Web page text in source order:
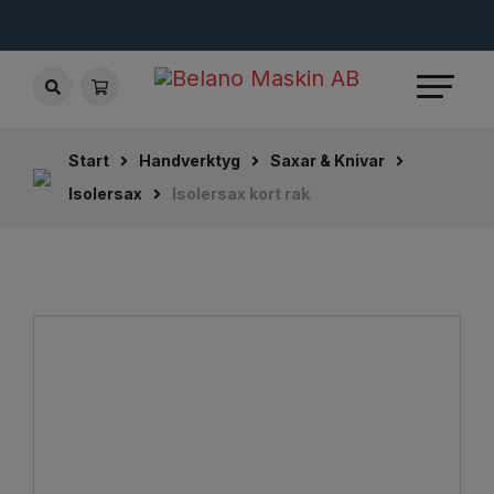
Start Handverktyg
Saxar & Knivar
Isolersax
Isolersax kort rak